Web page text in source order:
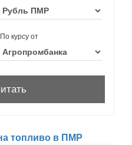
По курсу от
топливо в ПМР